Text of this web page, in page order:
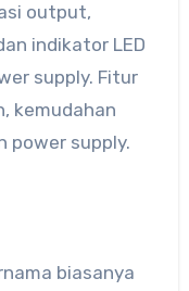
output,
indikator LED
supply. Fitur
kemudahan
power supply.
biasanya